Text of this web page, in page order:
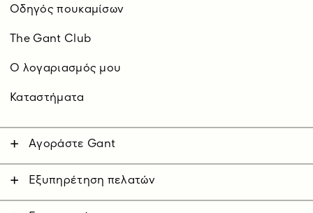
Οδηγός πουκαμίσων
The Gant Club
O λογαριασμός μου
Καταστήματα
Αγοράστε Gant
Γυναίκα
Παιδικά
Εξυπηρέτηση πελατών